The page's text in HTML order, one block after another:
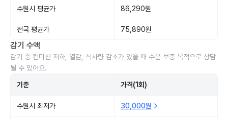
수원시 평균가 86,290원
전국 평균가 75,890원
감기 수액
감기 중 컨디션 저하, 열감, 식사량 감소가 있을 때 수분 보충 목적으로 상담
될 수 있어요.
기준 가격(1회)
수원시 최저가 30,000원